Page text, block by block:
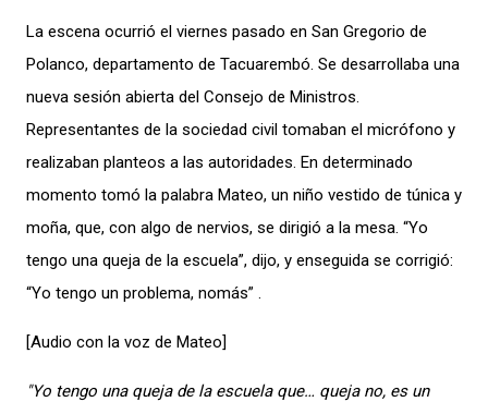
La escena ocurrió el viernes pasado en San Gregorio de
Polanco, departamento de Tacuarembó. Se desarrollaba una
nueva sesión abierta del Consejo de Ministros.
Representantes de la sociedad civil tomaban el micrófono y
realizaban planteos a las autoridades. En determinado
momento tomó la palabra Mateo, un niño vestido de túnica y
moña, que, con algo de nervios, se dirigió a la mesa. “Yo
tengo una queja de la escuela”, dijo, y enseguida se corrigió:
“Yo tengo un problema, nomás” .
[Audio con la voz de Mateo]
"Yo tengo una queja de la escuela que… queja no, es un